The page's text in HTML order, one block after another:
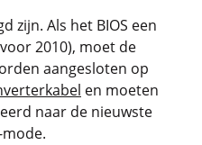
zijn. Als het BIOS een
2010), moet de
aangesloten op
en moeten
naar de nieuwste